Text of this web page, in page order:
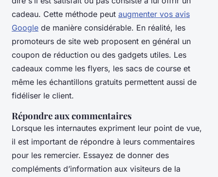
cadeau. Cette méthode peut augmenter vos avis
Google de manière considérable. En réalité, les
promoteurs de site web proposent en général un
coupon de réduction ou des gadgets utiles. Les
cadeaux comme les flyers, les sacs de course et
même les échantillons gratuits permettent aussi de
fidéliser le client.
Répondre aux commentaires
Lorsque les internautes expriment leur point de vue,
il est important de répondre à leurs commentaires
pour les remercier. Essayez de donner des
compléments d’information aux visiteurs de la